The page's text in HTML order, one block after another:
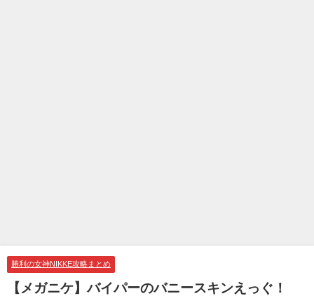
勝利の女神NIKKE攻略まとめ
【メガニケ】バイパーのバニースキンえっぐ！